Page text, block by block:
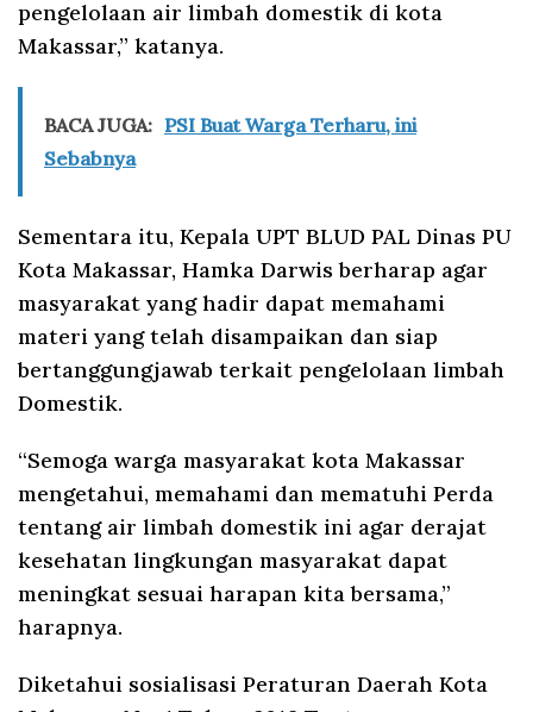
pengelolaan air limbah domestik di kota
Makassar,” katanya.
BACA JUGA: PSI Buat Warga Terharu, ini
Sebabnya
Sementara itu, Kepala UPT BLUD PAL Dinas PU
Kota Makassar, Hamka Darwis berharap agar
masyarakat yang hadir dapat memahami
materi yang telah disampaikan dan siap
bertanggungjawab terkait pengelolaan limbah
Domestik.
“Semoga warga masyarakat kota Makassar
mengetahui, memahami dan mematuhi Perda
tentang air limbah domestik ini agar derajat
kesehatan lingkungan masyarakat dapat
meningkat sesuai harapan kita bersama,”
harapnya.
Diketahui sosialisasi Peraturan Daerah Kota